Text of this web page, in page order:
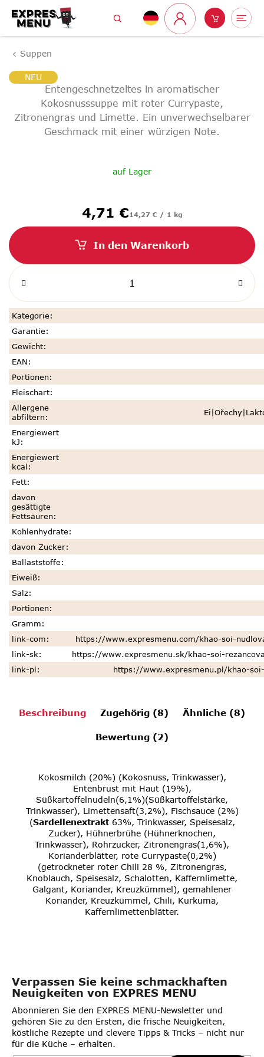
Inhalt
springen
Suchen
Login
Suppen
Entengeschnetzeltes in aromatischer
Kokosnusssuppe mit roter Currypaste,
Zitronengras und Limette. Ein unverwechselbarer
Geschmack mit einer würzigen Note.
auf Lager
4,71 €Verkaufspreis:
14,27 € / 1 kg
In den Warenkorb
Kategorie:
Garantie:
Gewicht:
EAN:
Portionen:
Fleischart:
Allergene
abfiltern:
Energiewert
kJ:
Energiewert
kcal:
Fett:
davon
gesättigte
Fettsäuren:
Kohlenhydrate:
davon Zucker:
Ballaststoffe:
Eiweiß:
Salz:
Portionen:
Gramm:
link-com:
https://www.expresmenu.com/khao-soi-
link-sk:
https://www.expresmenu.sk/khao-soi-
link-pl: https://www.expresmenu.pl/khao-
NEU
Beschreibung Zugehörig (8) Ähnliche (8)
Bewertung (2)
Kokosmilch (20%) (Kokosnuss, Trinkwasser),
Entenbrust mit Haut (19%),
Süßkartoffelnudeln(6,1%)(Süßkartoffelstärke,
Trinkwasser), Limettensaft(3,2%), Fischsauce (2%)
(Sardellenextrakt63%, Trinkwasser, Speisesalz,
Zucker), Hühnerbrühe (Hühnerknochen,
Trinkwasser), Rohrzucker, Zitronengras(1,6%),
Korianderblätter, rote Currypaste(0,2%)
(getrockneter roter Chili 28 %, Zitronengras,
Knoblauch, Speisesalz, Schalotten, Kaffernlimette,
Galgant, Koriander, Kreuzkümmel), gemahlener
Koriander, Kreuzkümmel, Chili, Kurkuma,
Kaffernlimettenblätter.
Verpassen Sie keine schmackhaften
Neuigkeiten von EXPRES MENU
Abonnieren Sie den EXPRES MENU-Newsletter und
gehören Sie zu den Ersten, die frische Neuigkeiten,
köstliche Rezepte und clevere Tipps & Tricks – nicht nur
für die Küche – erhalten.